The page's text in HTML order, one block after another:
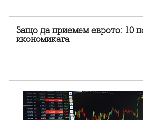
Защо да приемем еврото: 10
икономиката